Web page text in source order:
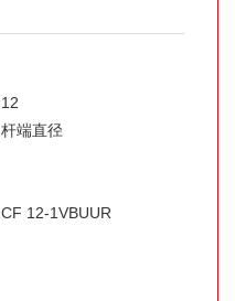
12
杆端直径
CF 12-1VBUUR